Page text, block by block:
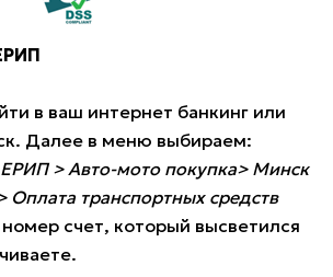
в ваш интернет банкинг или
Далее в меню выбираем:
ЕРИП > Авто-мото покупка> Минск
Оплата транспортных средств
счет, который высветился